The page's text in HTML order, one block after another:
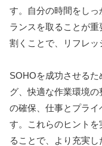
す。自分の時間をし
ランスを取ることが
割くことで、リフレッ
SOHOを成功させる
グ、快適な作業環境
の確保、仕事とプラ
す。これらのヒント
ることで、より充実